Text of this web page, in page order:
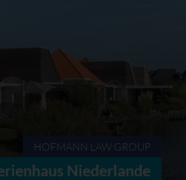
HOFMANN LAW GROUP
Niederlande